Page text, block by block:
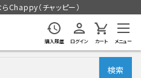
Chappy（チャッピー）
購入履歴 ログイン カート メニュー
検索